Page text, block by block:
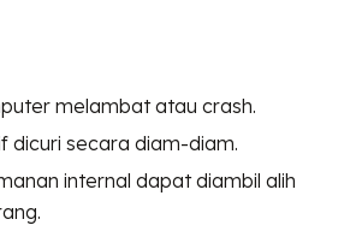
melambat atau crash.
dicuri secara diam-diam.
internal dapat diambil alih